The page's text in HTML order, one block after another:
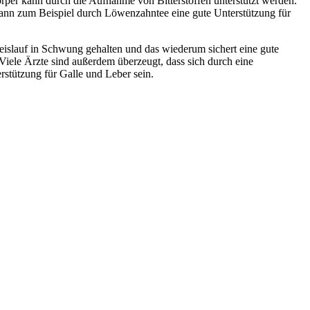
zum Beispiel durch Löwenzahntee eine gute Unterstützung für
in Schwung gehalten und das wiederum sichert eine gute
Ärzte sind außerdem überzeugt, dass sich durch eine
für Galle und Leber sein.